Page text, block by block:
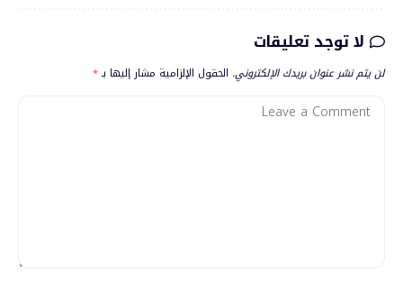
لا توجد تعليقات
لن يتم نشر عنوان بريدك الإلكتروني. الحقول الإلزامية مشار إليها بـ*